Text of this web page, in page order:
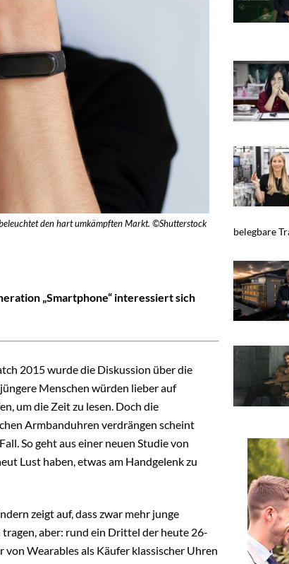
den hart umkämpften Markt. ©Shutterstock
„Smartphone“ interessiert sich
2015 wurde die Diskussion über die
Menschen würden lieber auf
um die Zeit zu lesen. Doch die
Armbanduhren verdrängen scheint
So geht aus einer neuen Studie von
Lust haben, etwas am Handgelenk zu
zeigt auf, dass zwar mehr junge
aber: rund ein Drittel der heute 26-
von Wearables als Käufer klassischer Uhren
belegbare